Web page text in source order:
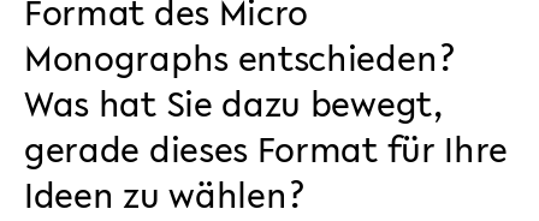
Format des Micro
Monographs entschieden?
Was hat Sie dazu bewegt,
gerade dieses Format für Ihre
Ideen zu wählen?